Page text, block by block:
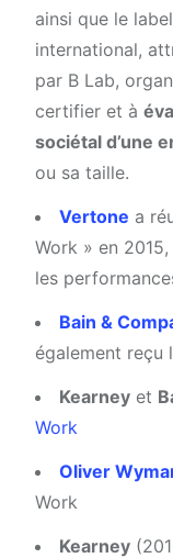
ainsi que le
international,
par B Lab,
certifier et à
sociétal d’une
ou sa taille.
Vertone a
Work » en
les
Bain &
également reçu
Kearney et
Work
Oliver
Work
Kearney